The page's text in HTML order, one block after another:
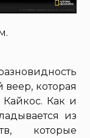
которая
Кайкос. Как и
из
которые